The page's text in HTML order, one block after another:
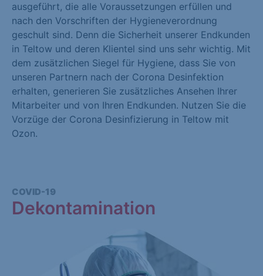
ausgeführt, die alle Voraussetzungen erfüllen und
nach den Vorschriften der Hygieneverordnung
geschult sind. Denn die Sicherheit unserer Endkunden
in Teltow und deren Klientel sind uns sehr wichtig. Mit
dem zusätzlichen Siegel für Hygiene, dass Sie von
unseren Partnern nach der Corona Desinfektion
erhalten, generieren Sie zusätzliches Ansehen Ihrer
Mitarbeiter und von Ihren Endkunden. Nutzen Sie die
Vorzüge der Corona Desinfizierung in Teltow mit
Ozon.
COVID-19
Dekontamination